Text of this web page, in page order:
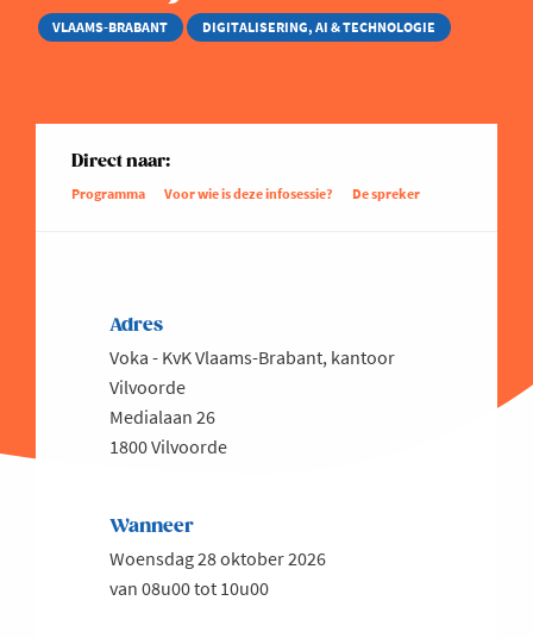
VLAAMS-BRABANT DIGITALISERING, AI & TECHNOLOGIE
Direct naar:
Programma Voor wie is deze infosessie? De spreker
Adres
Voka - KvK Vlaams-Brabant, kantoor
Vilvoorde
Medialaan 26
1800 Vilvoorde
Wanneer
Woensdag 28 oktober 2026
van 08u00 tot 10u00